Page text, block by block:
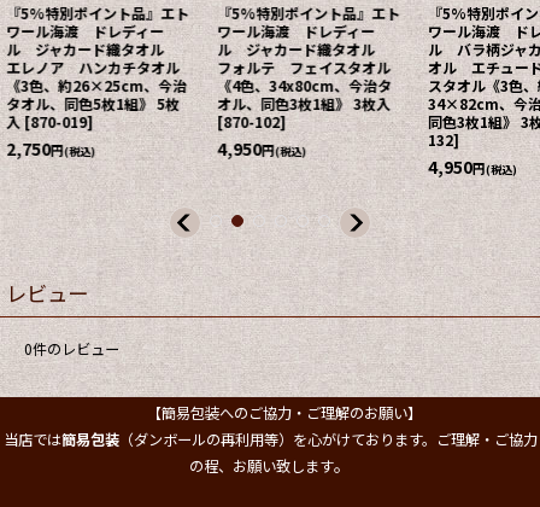
『5%特別ポイント品』エト
ワール海渡 ドレディー
ル バラ柄ジャカード織タ
オル エチュード フェイ
スタオル《3色、約
34×82cm、今治タオル、
同色3枚1組》 3枚入[ 870-
132]
4,950 円(税込)
エトワール海渡 ドレディ
ール ジャカード織タオ
ル エレノア 丸型タオル
《3色、径約55cm、今治タ
オル》 [870-021
2,530円(税込)
『5%特別ポ
ワール海渡
ル バラ柄ジ
オル ドレデ
ン ハンカチ
クのみ、約
治タオル、同
枚入
870-164
2,750円(税込)
レビュー
0件のレビュー
【簡易包装へのご協力・ご理解のお願い】
当店では簡易包装（ダンボールの再利用等）を心がけております。ご理解・ご協力
の程、お願い致します。